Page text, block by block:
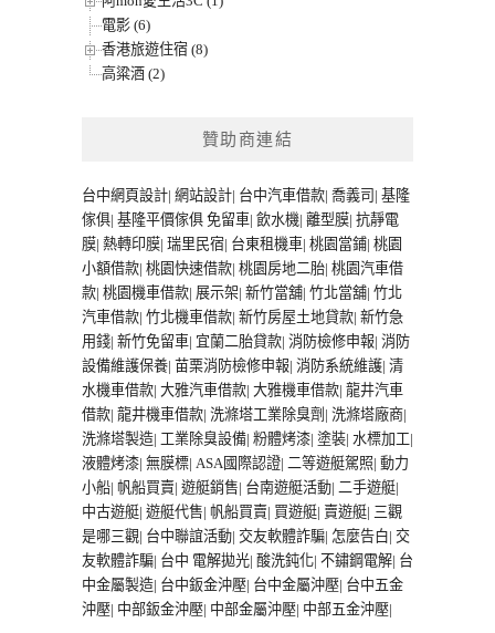
電影 (6)
香港旅遊住宿 (8)
高粱酒 (2)
贊助商連結
台中網頁設計| 網站設計| 台中汽車借款| 喬義司 | 基隆
傢俱| 基隆平價傢俱 免留車| 飲水機| 離型膜| 抗靜電
膜| 熱轉印膜| 瑞里民宿| 台東租機車| 桃園當鋪| 桃園
小額借款| 桃園快速借款| 桃園房地二胎| 桃園汽車借
款| 桃園機車借款| 展示架| 新竹當舖| 竹北當舖| 竹北
汽車借款| 竹北機車借款| 新竹房屋土地貸款| 新竹急
用錢| 新竹免留車| 宜蘭二胎貸款| 消防檢修申報| 消防
設備維護保養| 苗栗消防檢修申報| 消防系統維護| 清
水機車借款| 大雅汽車借款| 大雅機車借款| 龍井汽車
借款| 龍井機車借款| 洗滌塔工業除臭劑 | 洗滌塔廠商|
洗滌塔製造| 工業除臭設備| 粉體烤漆| 塗裝| 水標加工|
液體烤漆| 無膜標| ASA國際認證| 二等遊艇駕照| 動力
小船| 帆船買賣| 遊艇銷售| 台南遊艇活動| 二手遊艇|
中古遊艇| 遊艇代售| 帆船買賣| 買遊艇| 賣遊艇| 三觀
是哪三觀| 台中聯誼活動| 交友軟體詐騙| 怎麼告白| 交
友軟體詐騙| 台中 電解拋光| 酸洗鈍化| 不鏽鋼電解| 台
中金屬製造| 台中鈑金沖壓| 台中金屬沖壓| 台中五金
沖壓| 中部鈑金沖壓| 中部金屬沖壓| 中部五金沖壓|